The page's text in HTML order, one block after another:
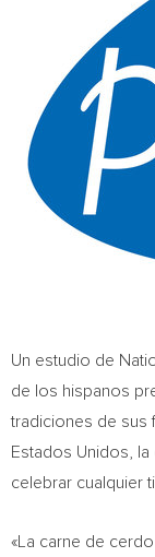
Un estudio de
de los hispanos
tradiciones de sus
Estados Unidos,
celebrar cualquier
«La carne de